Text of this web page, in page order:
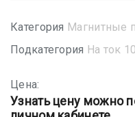
Категория Магнитные
Подкатегория На ток
Цена:
Узнать цену можно